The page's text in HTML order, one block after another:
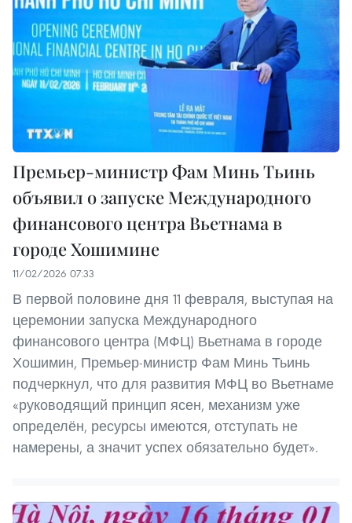
Премьер-министр Фам Минь Тьинь
объявил о запуске Международного
финансового центра Вьетнама в
городе Хошимине
11/02/2026 07:33
В первой половине дня 11 февраля, выступая на
церемонии запуска Международного
финансового центра (МФЦ) Вьетнама в городе
Хошимин, Премьер-министр Фам Минь Тьинь
подчеркнул, что для развития МФЦ во Вьетнаме
«руководящий принцип ясен, механизм уже
определён, ресурсы имеются, отступать не
намерены, а значит успех обязательно будет».